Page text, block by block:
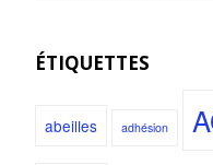
ÉTIQUETTES
abeilles adhésion